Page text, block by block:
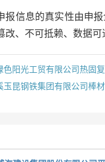
报信息的真实性由申
改、不可抵赖、数据可
色阳光工贸有限公司热固
玉昆钢铁集团有限公司棒